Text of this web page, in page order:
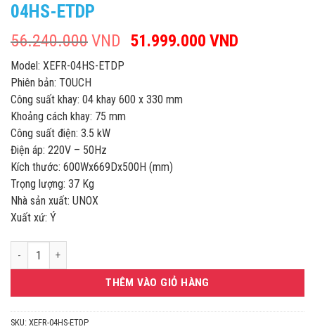
04HS-ETDP
56.240.000VND Giá
56.240.000VND.
51.999.000 VND
Model: XEFR-04HS-ETDP
Phiên bản: TOUCH
Công suất khay: 04 khay 600 x 330 mm
Khoảng cách khay: 75 mm
Công suất điện: 3.5 kW
Điện áp: 220V – 50Hz
Kích thước: 600Wx669Dx500H (mm)
Trọng lượng: 37 Kg
Nhà sản xuất: UNOX
Xuất xứ: Ý
LÒ NƯỚNG ĐỐI LƯU 4 KHAY UNOX BAKERLUX SHOP.Pro TOUCH XEFR-
THÊM VÀO GIỎ HÀNG
SKU: XEFR-04HS-ETDP